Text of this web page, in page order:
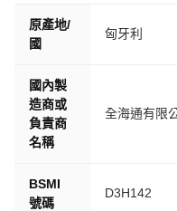
原產地/
國
匈牙利
國內製
造商或
負責商
名稱
全海通有限
BSMI
號碼
D3H142